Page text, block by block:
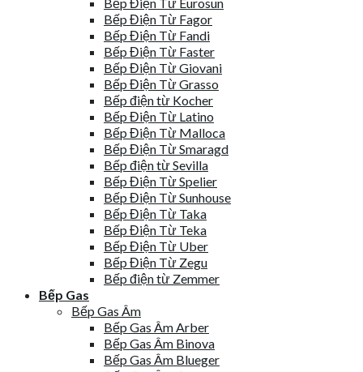
Bếp Điện Từ Fagor
Bếp Điện Từ Fandi
Bếp Điện Từ Faster
Bếp Điện Từ Giovani
Bếp Điện Từ Grasso
Bếp điện từ Kocher
Bếp Điện Từ Latino
Bếp Điện Từ Malloca
Bếp Điện Từ Smaragd
Bếp điện từ Sevilla
Bếp Điện Từ Spelier
Bếp Điện Từ Sunhouse
Bếp Điện Từ Taka
Bếp Điện Từ Teka
Bếp Điện Từ Uber
Bếp Điện Từ Zegu
Bếp điện từ Zemmer
Bếp Gas
Bếp Gas Âm
Bếp Gas Âm Arber
Bếp Gas Âm Binova
Bếp Gas Âm Blueger